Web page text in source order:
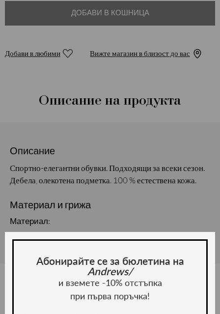
ДОБАВИ В КОШНИЦА
Добави в любими Вижте магазин в близост до вас
Описание на продукта
Описание
Спортно-елегантни обувки. Подходящи за всеки сезон.
Дебела, олекотена подметка. 100 % естествена кожа.
Материал и грижа
Материал:
Ние препоръчваме
Абонирайте се за бюлетина на
Andrews/
и вземете -10% отстъпка
при първа поръчка!